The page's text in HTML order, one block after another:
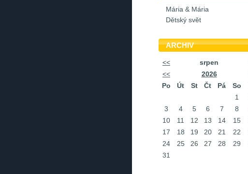
Mária & Mária
Dětský svět
ARCHIV
<< srpen
<<
2026
Po
Út St Čt Pá So
1
3
4 5 6 7 8
10
11 12 13 14 15
17
18 19 20 21 22
24
25 26 27 28 29
31